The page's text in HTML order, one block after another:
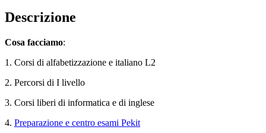
Descrizione
Cosa facciamo:
1. Corsi di alfabetizzazione e italiano L2
2. Percorsi di I livello
3. Corsi liberi di informatica e di inglese
4. Preparazione e centro esami Pekit